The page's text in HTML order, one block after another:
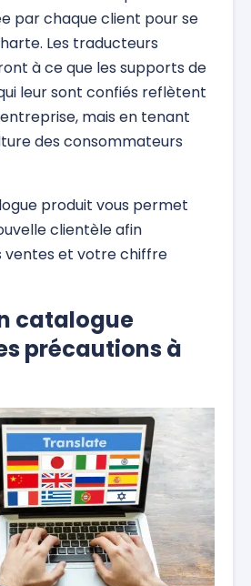
par chaque client pour se
Les traducteurs
à ce que les supports de
leur sont confiés reflètent
mais en tenant
des consommateurs
produit vous permet
clientèle afin
ventes et votre chiffre
catalogue
précautions à